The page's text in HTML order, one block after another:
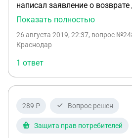
написал заявление о возврате
магазине , дали чек , что
пошел в сбербанк , у них моя
, в магащине мне оивечают ,
деньги ушли обратно на карту
патовая ситуация , я не знаю
Показать полностью
26 августа 2019, 22:37, вопрос
Краснодар
1 ответ
289 ₽ Вопрос решен
Защита прав потребителей